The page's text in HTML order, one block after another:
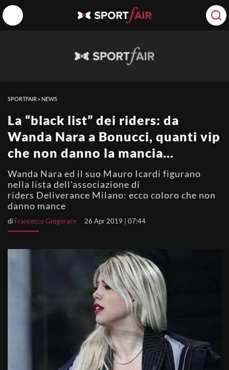
SPORTFAIR » NEWS
La “black list” dei riders: da
Wanda Nara a Bonucci, quanti vip
che non danno la mancia…
Wanda Nara ed il suo Mauro Icardi figurano
nella lista dell'associazione di
riders Deliverance Milano: ecco coloro che non
danno mance
di Francesco Gregorace 26 Apr 2019 | 07:44